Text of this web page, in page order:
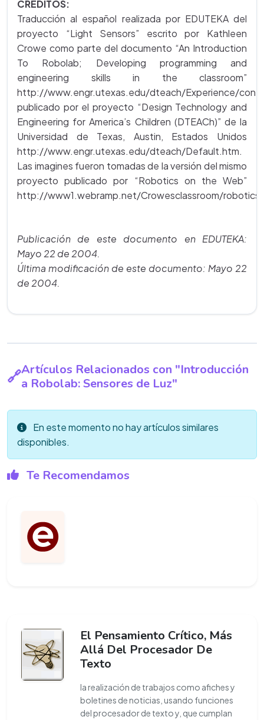
CRÉDITOS:
Traducción al español realizada por EDUTEKA del
proyecto “Light Sensors” escrito por Kathleen
Crowe como parte del documento “An Introduction
To Robolab; Developing programming and
engineering skills in the classroom”
http://www.engr.utexas.edu/dteach/Experience/
publicado por el proyecto “Design Technology and
Engineering for America’s Children (DTEACh)” de la
Universidad de Texas, Austin, Estados Unidos
http://www.engr.utexas.edu/dteach/Default.htm.
Las imagines fueron tomadas de la versión del mismo
proyecto publicado por “Robotics on the Web”
http://www1.webramp.net/Crowesclassroom/
Publicación de este documento en EDUTEKA:
Mayo 22 de 2004.
Última modificación de este documento: Mayo 22
de 2004.
Artículos Relacionados con "Introducción
a Robolab: Sensores de Luz"
En este momento no hay artículos similares
disponibles.
Te Recomendamos
El Pensamiento Crítico, Más
Allá Del Procesador De
Texto
la realización de trabajos como afiches y
boletines de noticias, usando funciones
del procesador de texto y, que cumplan